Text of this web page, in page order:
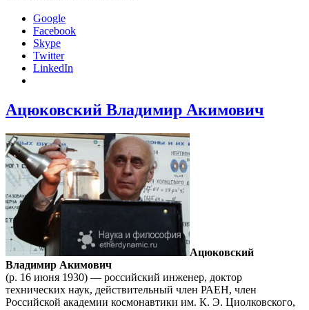
Google
Facebook
Skype
Twitter
LinkedIn
Ацюковский Владимир Акимович
Ацюковский
Владимир Акимович
(р. 16 июня 1930) — российский инженер, доктор
технических наук, действительный член РАЕН, член
Российской академии космонавтики им. К. Э. Циолковского,